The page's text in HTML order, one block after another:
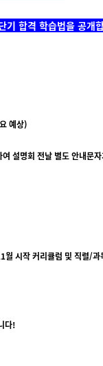
기 합격 학습법을 공개
예상)
설명회 전날 별도 안내문
시작 커리큘럼 및 직렬/
다!